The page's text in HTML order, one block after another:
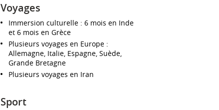
Voyages
Immersion culturelle : 6 mois en Inde
et 6 mois en Grèce
Plusieurs voyages en Europe :
Allemagne, Italie, Espagne, Suède,
Grande Bretagne
Plusieurs voyages en Iran
Sport